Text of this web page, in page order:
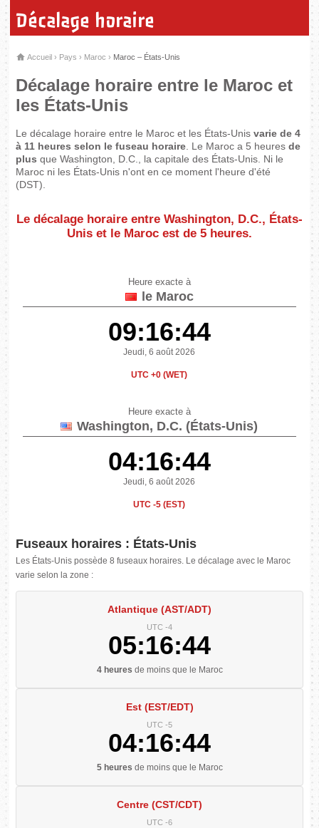
Décalage horaire
Accueil › Pays › Maroc › Maroc – États-Unis
Décalage horaire entre le Maroc et
les États-Unis
Le décalage horaire entre le Maroc et les États-Unisvarie de 4
à 11 heures selon le fuseau horaire . Le Maroc a 5 heuresde
plus que Washington, D.C., la capitale des États-Unis. Ni le
Maroc ni les États-Unis n'ont en ce moment l'heure d'été
(DST).
Le décalage horaire entre Washington, D.C., États-
Unis et le Maroc est de 5 heures.
Heure exacte à
le Maroc
09:16:45
Jeudi, 6 août 2026
UTC +0 (WET)
Heure exacte à
Washington, D.C. (États-Unis)
04:16:45
Jeudi, 6 août 2026
UTC -5 (EST)
Fuseaux horaires : États-Unis
Les États-Unis possède 8 fuseaux horaires. Le décalage avec le Maroc
varie selon la zone :
Atlantique (AST/ADT)
UTC -4
05:16:45
4 heures de moins que le Maroc
Est (EST/EDT)
UTC -5
04:16:45
5 heures de moins que le Maroc
Centre (CST/CDT)
UTC -6